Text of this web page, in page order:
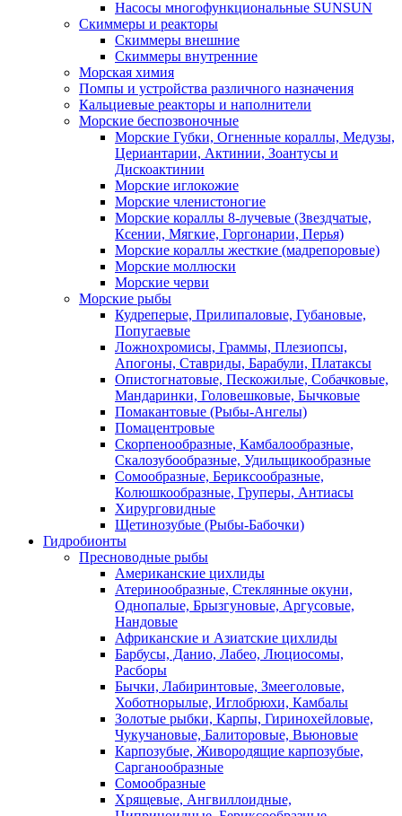
Насосы многофункциональные SUNSUN
Скиммеры и реакторы
Скиммеры внешние
Скиммеры внутренние
Морская химия
Помпы и устройства различного назначения
Кальциевые реакторы и наполнители
Морские беспозвоночные
Морские Губки, Огненные кораллы, Медузы,
Цериантарии, Актинии, Зоантусы и
Дискоактинии
Морские иглокожие
Морские членистоногие
Морские кораллы 8-лучевые (Звездчатые,
Ксении, Мягкие, Горгонарии, Перья)
Морские кораллы жесткие (мадрепоровые)
Морские моллюски
Морские черви
Морские рыбы
Кудреперые, Прилипаловые, Губановые,
Попугаевые
Ложнохромисы, Граммы, Плезиопсы,
Апогоны, Ставриды, Барабули, Платаксы
Опистогнатовые, Пескожилые, Собачковые,
Мандаринки, Головешковые, Бычковые
Помакантовые (Рыбы-Ангелы)
Помацентровые
Скорпенообразные, Камбалообразные,
Скалозубообразные, Удильщикообразные
Сомообразные, Бериксообразные,
Колюшкообразные, Груперы, Антиасы
Хирурговидные
Щетинозубые (Рыбы-Бабочки)
Гидробионты
Пресноводные рыбы
Американские цихлиды
Атеринообразные, Стеклянные окуни,
Однопалые, Брызгуновые, Аргусовые,
Нандовые
Африканские и Азиатские цихлиды
Барбусы, Данио, Лабео, Люциосомы,
Расборы
Бычки, Лабиринтовые, Змееголовые,
Хоботнорылые, Иглобрюхи, Камбалы
Золотые рыбки, Карпы, Гиринохейловые,
Чукучановые, Балиторовые, Вьюновые
Карпозубые, Живородящие карпозубые,
Сарганообразные
Сомообразные
Хрящевые, Ангвиллоидные,